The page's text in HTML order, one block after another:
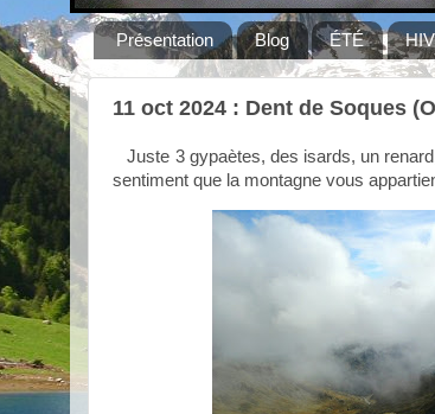
Présentation Blog ÉTÉ
11 oct 2024 : Dent de Soques
Juste 3 gypaètes, des isards, un
sentiment que la montagne vous